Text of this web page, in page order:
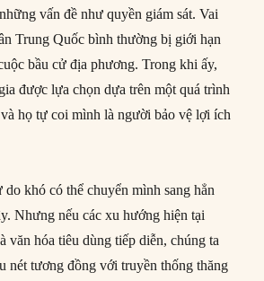
vấn đề như quyền giám sát. Vai
Trung Quốc bình thường bị giới hạn
bầu cử địa phương. Trong khi ấy,
được lựa chọn dựa trên một quá trình
họ tự coi mình là người bảo vệ lợi ích
do khó có thể chuyển mình sang hẳn
Nhưng nếu các xu hướng hiện tại
văn hóa tiêu dùng tiếp diễn, chúng ta
nét tương đồng với truyền thống thăng